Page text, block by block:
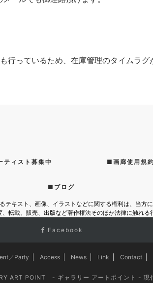
行っているため、在庫管理のタイムラ
ィスト募集中 ■画廊使用規約
■ブログ
テキスト、画像、イラストなどに関する権利は、当方に
転載、販売、出版など著作権法そのほか法律に触れる
Facebook
／Party Access News Link Contact
ART POINT - ギャラリー アートポイント - 現